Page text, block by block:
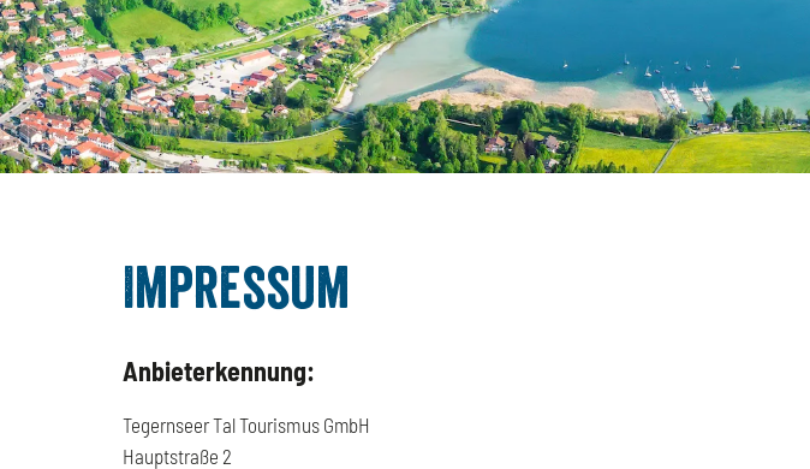
Impressum
Anbieterkennung:
Tegernseer Tal Tourismus GmbH
Hauptstraße 2